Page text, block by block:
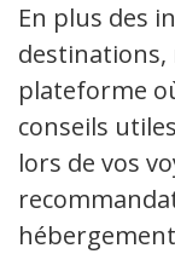
En plus des
destinations,
plateforme
conseils
lors de vos